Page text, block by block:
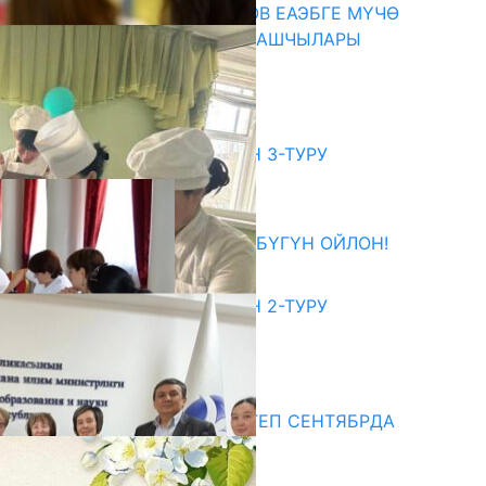
ПРЕЗИДЕНТ САДЫР ЖАПАРОВ ЕАЭБГЕ МҮЧӨ
МАМЛЕКЕТТЕРДИН ӨКМӨТ БАШЧЫЛАРЫ
МЕНЕН ЖОЛУГУШТУ
07.08.2026
ЖОЖДОРГО КАБЫЛ АЛУУНУН 3-ТУРУ
БАШТАЛДЫ
27.07.2026
ӨЗҮҢДҮН КЕЛЕЧЕГИҢ ҮЧҮН БҮГҮН ОЙЛОН!
20.07.2026
ЖОЖДОРГО КАБЫЛ АЛУУНУН 2-ТУРУ
20.07.2026
СУЗАКТА 750 ОРУНДУУ МЕКТЕП СЕНТЯБРДА
ПАЙДАЛАНУУГА БЕРИЛЕТ
07.08.2025